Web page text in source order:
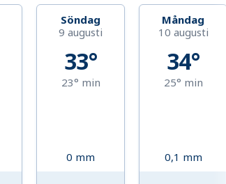
Söndag
9 augusti
33°
23° min
0 mm
Måndag
10 augusti
34°
25° min
0,1 mm